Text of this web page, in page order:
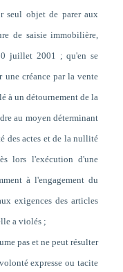
seul objet de parer aux
de saisie immobilière,
juillet 2001 ; qu'en se
une créance par la vente
à un détournement de la
au moyen déterminant
des actes et de la nullité
lors l'exécution d'une
à l'engagement du
exigences des articles
a violés ;
pas et ne peut résulter
expresse ou tacite